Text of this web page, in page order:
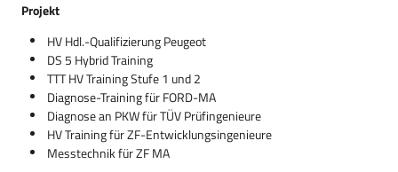
Projekt
HV Hdl.-Qualifizierung Peugeot
DS 5 Hybrid Training
TTT HV Training Stufe 1 und 2
Diagnose-Training für FORD-MA
Diagnose an PKW für TÜV Prüfingenieure
HV Training für ZF-Entwicklungsingenieure
Messtechnik für ZF MA